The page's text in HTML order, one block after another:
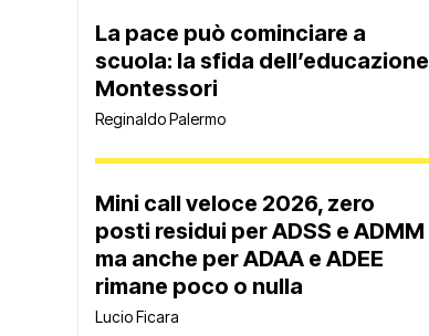
La pace può cominciare a
scuola: la sfida dell’educazione
Montessori
Reginaldo Palermo
Mini call veloce 2026, zero
posti residui per ADSS e ADMM
ma anche per ADAA e ADEE
rimane poco o nulla
Lucio Ficara